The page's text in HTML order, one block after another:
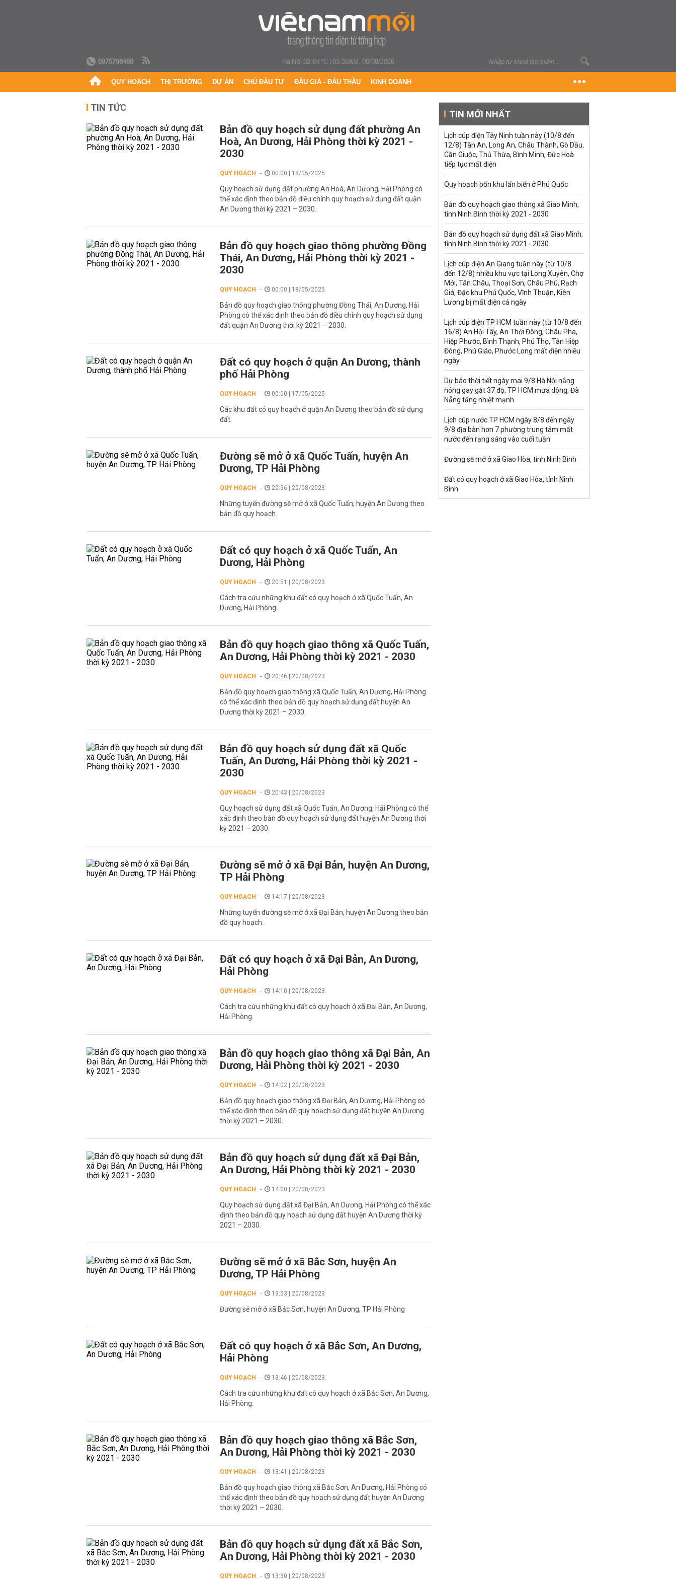
0975798489 Hà Nội 32.84 °C|03:39AM, 08/08/2026
QUY HOẠCH THỊ TRƯỜNG DỰ ÁN CHỦ ĐẦU TƯ ĐẤU GIÁ - ĐẤU THẦU KINH DOANH
TIN TỨC
Bản đồ quy hoạch sử dụng đất phường An
Hoà, An Dương, Hải Phòng thời kỳ 2021 -
2030
QUY HOẠCH 00:00 | 18/05/2025
Quy hoạch sử dụng đất phường An Hoà, An Dương, Hải Phòng có
thể xác định theo bản đồ điều chỉnh quy hoạch sử dụng đất quận
An Dương thời kỳ 2021 – 2030.
Bản đồ quy hoạch giao thông phường Đồng
Thái, An Dương, Hải Phòng thời kỳ 2021 -
2030
QUY HOẠCH 00:00 | 18/05/2025
Bản đồ quy hoạch giao thông phường Đồng Thái, An Dương, Hải
Phòng có thể xác định theo bản đồ điều chỉnh quy hoạch sử dụng
đất quận An Dương thời kỳ 2021 – 2030.
Đất có quy hoạch ở quận An Dương, thành
phố Hải Phòng
QUY HOẠCH 00:00 | 17/05/2025
Các khu đất có quy hoạch ở quận An Dương theo bản đồ sử dụng
đất.
Đường sẽ mở ở xã Quốc Tuấn, huyện An
Dương, TP Hải Phòng
QUY HOẠCH 20:56 | 20/08/2023
Những tuyến đường sẽ mở ở xã Quốc Tuấn, huyện An Dương theo
bản đồ quy hoạch.
Đất có quy hoạch ở xã Quốc Tuấn, An
Dương, Hải Phòng
QUY HOẠCH 20:51 | 20/08/2023
Cách tra cứu những khu đất có quy hoạch ở xã Quốc Tuấn, An
Dương, Hải Phòng.
Bản đồ quy hoạch giao thông xã Quốc Tuấn,
An Dương, Hải Phòng thời kỳ 2021 - 2030
QUY HOẠCH 20:46 | 20/08/2023
Bản đồ quy hoạch giao thông xã Quốc Tuấn, An Dương, Hải Phòng
có thể xác định theo bản đồ quy hoạch sử dụng đất huyện An
Dương thời kỳ 2021 – 2030.
Bản đồ quy hoạch sử dụng đất xã Quốc
Tuấn, An Dương, Hải Phòng thời kỳ 2021 -
2030
QUY HOẠCH 20:43 | 20/08/2023
Quy hoạch sử dụng đất xã Quốc Tuấn, An Dương, Hải Phòng có thể
xác định theo bản đồ quy hoạch sử dụng đất huyện An Dương thời
kỳ 2021 – 2030.
Đường sẽ mở ở xã Đại Bản, huyện An Dương,
TP Hải Phòng
QUY HOẠCH 14:17 | 20/08/2023
Những tuyến đường sẽ mở ở xã Đại Bản, huyện An Dương theo bản
đồ quy hoạch.
Đất có quy hoạch ở xã Đại Bản, An Dương,
Hải Phòng
QUY HOẠCH 14:10 | 20/08/2023
Cách tra cứu những khu đất có quy hoạch ở xã Đại Bản, An Dương,
Hải Phòng.
Bản đồ quy hoạch giao thông xã Đại Bản, An
Dương, Hải Phòng thời kỳ 2021 - 2030
QUY HOẠCH 14:02 | 20/08/2023
Bản đồ quy hoạch giao thông xã Đại Bản, An Dương, Hải Phòng có
thể xác định theo bản đồ quy hoạch sử dụng đất huyện An Dương
thời kỳ 2021 – 2030.
Bản đồ quy hoạch sử dụng đất xã Đại Bản,
An Dương, Hải Phòng thời kỳ 2021 - 2030
QUY HOẠCH 14:00 | 20/08/2023
Quy hoạch sử dụng đất xã Đại Bản, An Dương, Hải Phòng có thể xác
định theo bản đồ quy hoạch sử dụng đất huyện An Dương thời kỳ
2021 – 2030.
Đường sẽ mở ở xã Bắc Sơn, huyện An
Dương, TP Hải Phòng
QUY HOẠCH 13:53 | 20/08/2023
Đường sẽ mở ở xã Bắc Sơn, huyện An Dương, TP Hải Phòng
Đất có quy hoạch ở xã Bắc Sơn, An Dương,
Hải Phòng
QUY HOẠCH 13:46 | 20/08/2023
Cách tra cứu những khu đất có quy hoạch ở xã Bắc Sơn, An Dương,
Hải Phòng.
Bản đồ quy hoạch giao thông xã Bắc Sơn,
An Dương, Hải Phòng thời kỳ 2021 - 2030
QUY HOẠCH 13:41 | 20/08/2023
Bản đồ quy hoạch giao thông xã Bắc Sơn, An Dương, Hải Phòng có
thể xác định theo bản đồ quy hoạch sử dụng đất huyện An Dương
thời kỳ 2021 – 2030.
Bản đồ quy hoạch sử dụng đất xã Bắc Sơn,
An Dương, Hải Phòng thời kỳ 2021 - 2030
QUY HOẠCH 13:30 | 20/08/2023
TIN MỚI NHẤT
Lịch cúp điện Tây Ninh tuần này (10/8 đến
12/8) Tân An, Long An, Châu Thành, Gò Dầu,
Cần Giuộc, Thủ Thừa, Bình Minh, Đức Hoà
tiếp tục mất điện
Quy hoạch bốn khu lấn biển ở Phú Quốc
Bản đồ quy hoạch giao thông xã Giao Minh,
tỉnh Ninh Bình thời kỳ 2021 - 2030
Bản đồ quy hoạch sử dụng đất xã Giao Minh,
tỉnh Ninh Bình thời kỳ 2021 - 2030
Lịch cúp điện An Giang tuần này (từ 10/8
đến 12/8) nhiều khu vực tại Long Xuyên, Chợ
Mới, Tân Châu, Thoại Sơn, Châu Phú, Rạch
Giá, Đặc khu Phú Quốc, Vĩnh Thuận, Kiên
Lương bị mất điện cả ngày
Lịch cúp điện TP HCM tuần này (từ 10/8 đến
16/8) An Hội Tây, An Thới Đông, Châu Pha,
Hiệp Phước, Bình Thạnh, Phú Thọ, Tân Hiệp
Đông, Phú Giáo, Phước Long mất điện nhiều
ngày
Dự báo thời tiết ngày mai 9/8 Hà Nội nắng
nóng gay gắt 37 độ, TP HCM mưa dông, Đà
Nẵng tăng nhiệt mạnh
Lịch cúp nước TP HCM ngày 8/8 đến ngày
9/8 địa bàn hơn 7 phường trung tâm mất
nước đến rạng sáng vào cuối tuần
Đường sẽ mở ở xã Giao Hòa, tỉnh Ninh Bình
Đất có quy hoạch ở xã Giao Hòa, tỉnh Ninh
Bình